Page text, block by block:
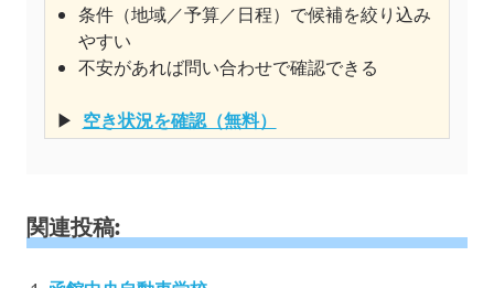
条件（地域／予算／日程）で候補を絞り込み
やすい
不安があれば問い合わせで確認できる
▶ 空き状況を確認（無料）
関連投稿: